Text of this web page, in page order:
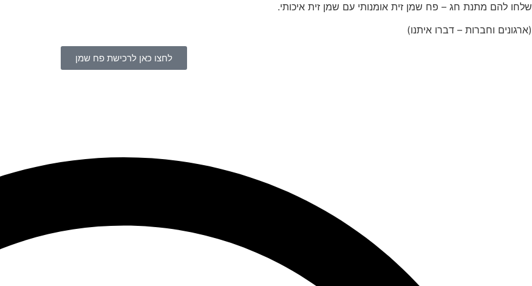
שלחו להם מתנת חג – פח שמן זית אומנותי עם שמן זית איכותי.
(ארגונים וחברות – דברו איתנו)
לחצו כאן לרכישת פח שמן